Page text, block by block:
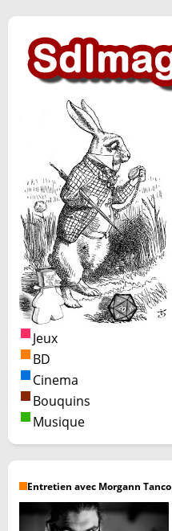
Jeux
BD
Cinema
Bouquins
Musique
Entretien avec Morgann Tanco